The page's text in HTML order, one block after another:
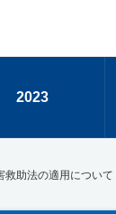
2023
救助法の適用について